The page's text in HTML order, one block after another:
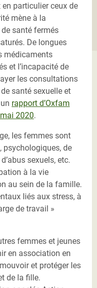
particulier ceux de
mène à la
santé fermés
De longues
médicaments
et l’incapacité de
les consultations
santé sexuelle et
rapport d’Oxfam
2020.
les femmes sont
psychologiques, de
sexuels, etc.
à la vie
au sein de la famille.
liés aux stress, à
de travail »
femmes et jeunes
en association en
et protéger les
de la fille.